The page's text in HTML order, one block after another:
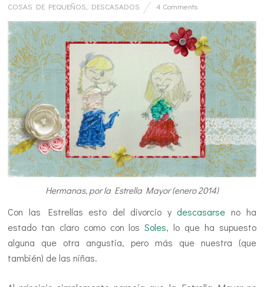
COSAS DE PEQUEÑOS DESCASADOS 4 Comments
Hermanas, por la Estrella Mayor (enero 2014)
Con las Estrellas esto del divorcio y descasarse no ha
estado tan claro como con losSoles, lo que ha supuesto
alguna que otra angustia, pero más que nuestra (que
también) de las niñas.